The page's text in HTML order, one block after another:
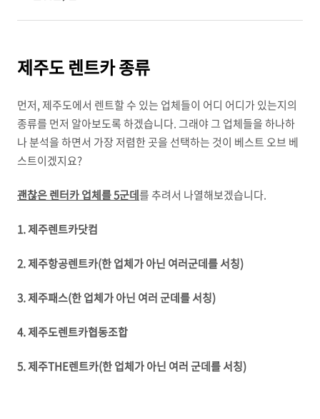
제주도 렌트카 종류
먼저, 제주도에서 렌트할 수 있는 업체들이 어디 어디가 있는지의
종류를 먼저 알아보도록 하겠습니다. 그래야 그 업체들을 하나하
나 분석을 하면서 가장 저렴한 곳을 선택하는 것이 베스트 오브 베
스트이겠지요?
괜찮은 렌터카 업체를 5군데를 추려서 나열해보겠습니다.
1. 제주렌트카닷컴
2. 제주항공렌트카(한 업체가 아닌 여러군데를 서칭)
3. 제주패스(한 업체가 아닌 여러 군데를 서칭)
4. 제주도렌트카협동조합
5. 제주THE렌트카(한 업체가 아닌 여러 군데를 서칭)